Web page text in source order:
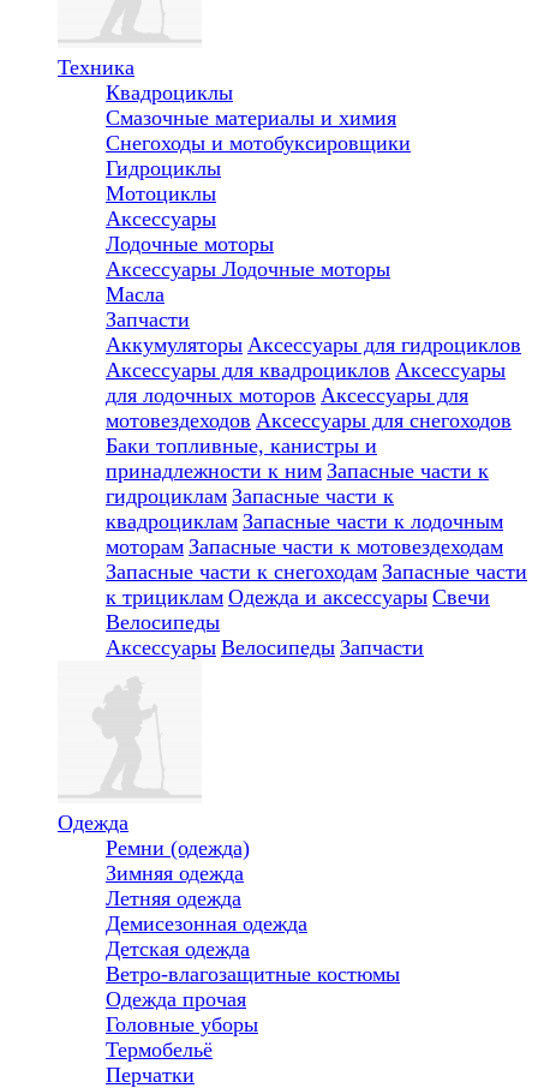
Техника
Квадроциклы
Смазочные материалы и химия
Снегоходы и мотобуксировщики
Гидроциклы
Мотоциклы
Аксессуары
Лодочные моторы
Аксессуары Лодочные моторы
Масла
Запчасти
Аккумуляторы Аксессуары для гидроциклов
Аксессуары для квадроциклов Аксессуары
для лодочных моторов Аксессуары для
мотовездеходов Аксессуары для снегоходов
Баки топливные, канистры и
принадлежности к ним Запасные части к
гидроциклам Запасные части к
квадроциклам Запасные части к лодочным
моторам Запасные части к мотовездеходам
Запасные части к снегоходам Запасные части
к трициклам Одежда и аксессуары Свечи
Велосипеды
Аксессуары Велосипеды Запчасти
Одежда
Ремни (одежда)
Зимняя одежда
Летняя одежда
Демисезонная одежда
Детская одежда
Ветро-влагозащитные костюмы
Одежда прочая
Головные уборы
Термобельё
Перчатки